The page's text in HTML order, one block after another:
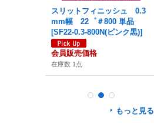
スリットフィニッシュ 0.3
mm幅 22゜＃800 単品
[SF22-0.3-800N(ピンク黒)]
会員販売価格
在庫数 1点
もっと見る